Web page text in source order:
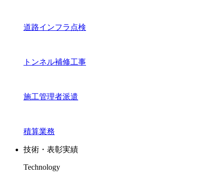
道路インフラ点検
トンネル補修工事
施工管理者派遣
積算業務
技術・表彰実績
Technology